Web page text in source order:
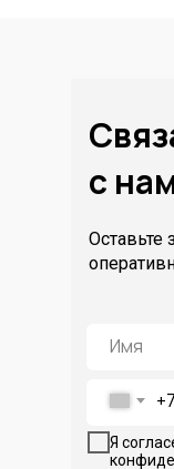
с
Оставьте
+7
Я